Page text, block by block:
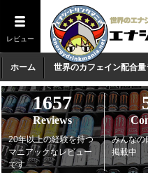
レビュー
ホーム 世界のカフェイン配合
1657
Reviews
20年以上の経験を持つ
マニアックなレビュー
です
みんなの
掲載中